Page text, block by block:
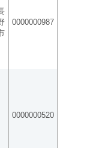
0000000987
0000000520